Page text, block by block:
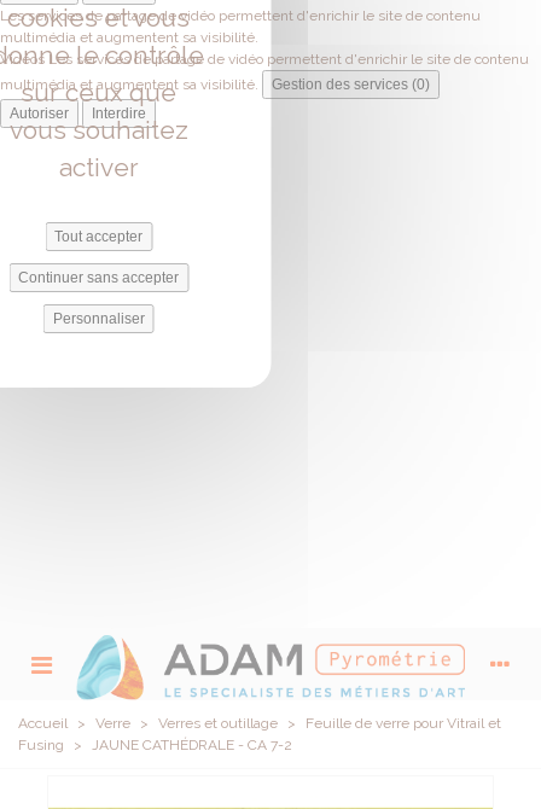
Les services de partage de vidéo permettent d'enrichir le site de contenu
multimédia et augmentent sa visibilité.
Vidéos Les services de partage de vidéo permettent d'enrichir le site de contenu
multimédia et augmentent sa visibilité.
Gestion des services (0)
Autoriser
Interdire
cookies et vous
le contrôle
sur ceux que
vous souhaitez
activer
Tout accepter
Continuer sans accepter
Personnaliser
Accueil > Verre > Verres et outillage >
Feuille de verre pour Vitrail et
Fusing
> JAUNE CATHÉDRALE - CA 7-2